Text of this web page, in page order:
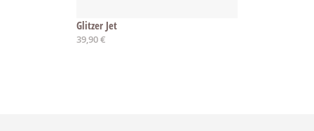
Glitzer Jet
39,90 €